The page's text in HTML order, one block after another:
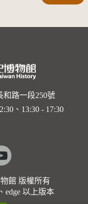
和路一段250號
、13:30 - 17:30
youtube
館 版權所有
edge 以上版本